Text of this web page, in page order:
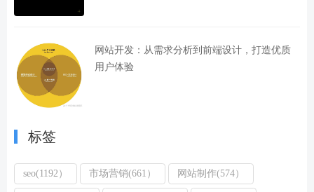
网站开发：从需求分析到前端设计，打造优质
用户体验
标签
seo(1192） 市场营销(661） 网站制作(574）